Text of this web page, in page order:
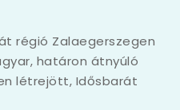
régió Zalaegerszegen
határon átnyúló
létrejött, Idősbarát